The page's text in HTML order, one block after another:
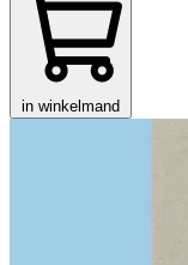
in winkelmand